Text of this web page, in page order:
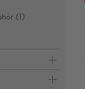
(1)